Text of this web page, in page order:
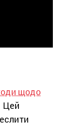
щодо
Цей